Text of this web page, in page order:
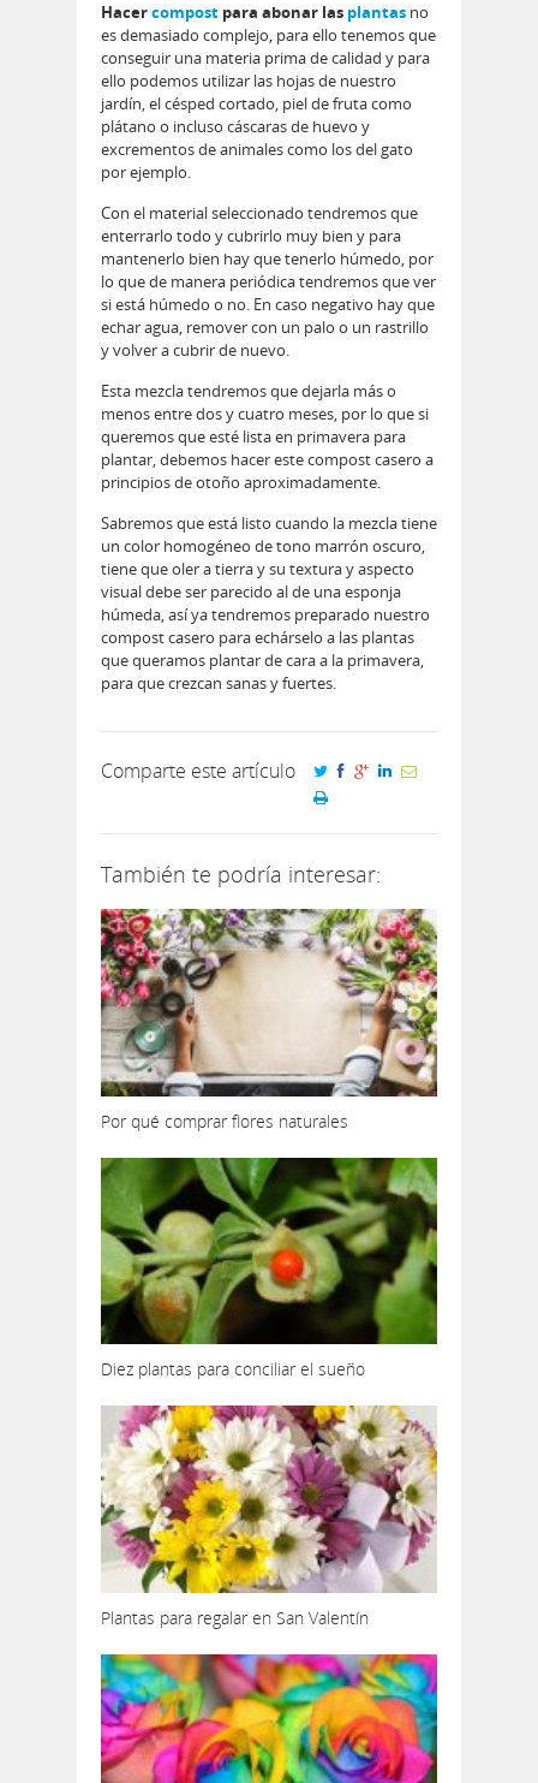
Hacercompost para abonar las plantas no
es demasiado complejo, para ello tenemos que
conseguir una materia prima de calidad y para
ello podemos utilizar las hojas de nuestro
jardín, el césped cortado, piel de fruta como
plátano o incluso cáscaras de huevo y
excrementos de animales como los del gato
por ejemplo.
Con el material seleccionado tendremos que
enterrarlo todo y cubrirlo muy bien y para
mantenerlo bien hay que tenerlo húmedo, por
lo que de manera periódica tendremos que ver
si está húmedo o no. En caso negativo hay que
echar agua, remover con un palo o un rastrillo
y volver a cubrir de nuevo.
Esta mezcla tendremos que dejarla más o
menos entre dos y cuatro meses, por lo que si
queremos que esté lista en primavera para
plantar, debemos hacer este compost casero a
principios de otoño aproximadamente.
Sabremos que está listo cuando la mezcla tiene
un color homogéneo de tono marrón oscuro,
tiene que oler a tierra y su textura y aspecto
visual debe ser parecido al de una esponja
húmeda, así ya tendremos preparado nuestro
compost casero para echárselo a las plantas
que queramos plantar de cara a la primavera,
para que crezcan sanas y fuertes.
Comparte este artículo
También te podría interesar:
Por qué comprar flores naturales
Diez plantas para conciliar el sueño
Plantas para regalar en San Valentín